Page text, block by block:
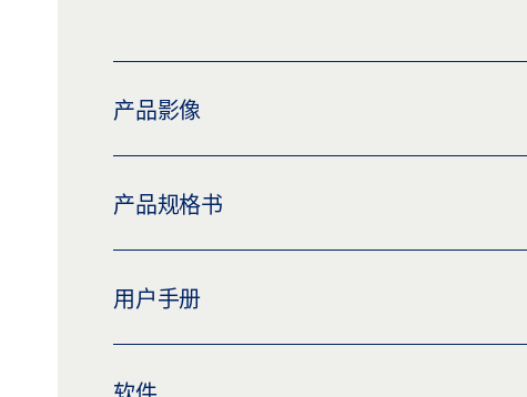
产品影像
下载 (PNG)
产品规格书
预览
用户手册